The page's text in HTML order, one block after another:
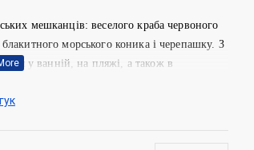
мешканців: веселого краба червоного
морського коника і черепашку. З
у ванній, на пляжі, а також в
"